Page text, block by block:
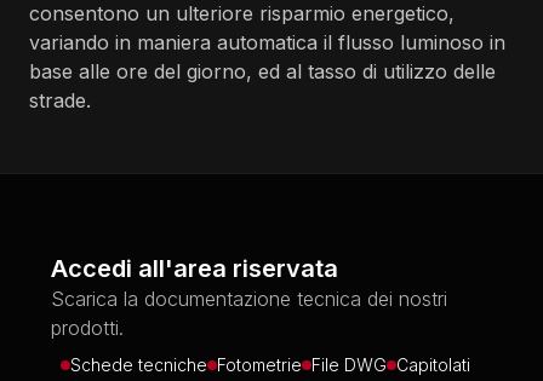
consentono un ulteriore risparmio energetico,
variando in maniera automatica il flusso luminoso in
base alle ore del giorno, ed al tasso di utilizzo delle
strade.
Accedi all'area riservata
Scarica la documentazione tecnica dei nostri
prodotti.
Schede tecniche Fotometrie File DWG Capitolati